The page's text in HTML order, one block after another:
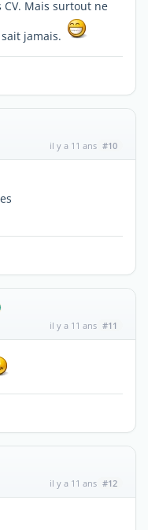
Mais surtout ne
jamais.
il y a 11 ans #10
il y a 11 ans #11
il y a 11 ans #12